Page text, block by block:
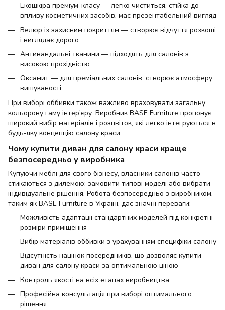
Екошкіра преміум-класу — легко чиститься, стійка до
впливу косметичних засобів, має презентабельний вигляд
Велюр із захисним покриттям — створює відчуття розкоші
і виглядає дорого
Антивандальні тканини — підходять для салонів з
високою прохідністю
Оксамит — для преміальних салонів, створює атмосферу
вишуканості
При виборі оббивки також важливо враховувати загальну
кольорову гаму інтер'єру. Виробник BASE Furniture пропонує
широкий вибір матеріалів і розцвіток, які легко інтегруються в
будь-яку концепцію салону краси.
Чому купити диван для салону краси краще
безпосередньо у виробника
Купуючи меблі для свого бізнесу, власники салонів часто
стикаються з дилемою: замовити типові моделі або вибрати
індивідуальне рішення. Робота безпосередньо з виробником,
таким як BASE Furniture в Україні, дає значні переваги:
Можливість адаптації стандартних моделей під конкретні
розміри приміщення
Вибір матеріалів оббивки з урахуванням специфіки салону
Відсутність націнок посередників, що дозволяє купити
диван для салону краси за оптимальною ціною
Контроль якості на всіх етапах виробництва
Професійна консультація при виборі оптимального
рішення